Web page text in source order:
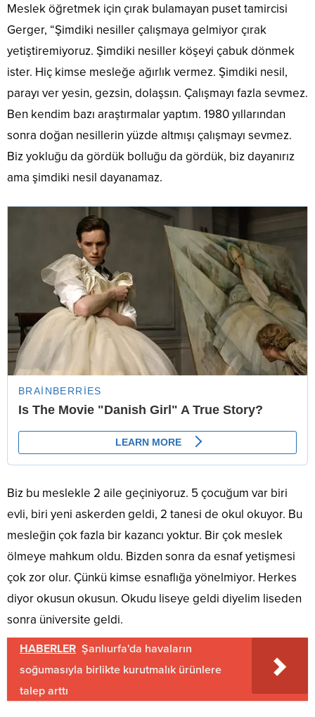
Meslek öğretmek için çırak bulamayan puset tamircisi
Gerger, “Şimdiki nesiller çalışmaya gelmiyor çırak
yetiştiremiyoruz. Şimdiki nesiller köşeyi çabuk dönmek
ister. Hiç kimse mesleğe ağırlık vermez. Şimdiki nesil,
parayı ver yesin, gezsin, dolaşsın. Çalışmayı fazla sevmez.
Ben kendim bazı araştırmalar yaptım. 1980 yıllarından
sonra doğan nesillerin yüzde altmışı çalışmayı sevmez.
Biz yokluğu da gördük bolluğu da gördük, biz dayanırız
ama şimdiki nesil dayanamaz.
Biz bu meslekle 2 aile geçiniyoruz. 5 çocuğum var biri
evli, biri yeni askerden geldi, 2 tanesi de okul okuyor. Bu
mesleğin çok fazla bir kazancı yoktur. Bir çok meslek
ölmeye mahkum oldu. Bizden sonra da esnaf yetişmesi
çok zor olur. Çünkü kimse esnaflığa yönelmiyor. Herkes
diyor okusun okusun. Okudu liseye geldi diyelim liseden
sonra üniversite geldi.
HABERLER Şanlıurfa'da havaların
soğumasıyla birlikte kurutmalık ürünlere
talep arttı